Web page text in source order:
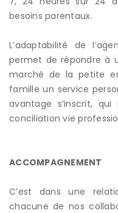
besoins parentaux.
L’adaptabilité de
permet de répondre à
marché de la petite
famille un service
avantage s’inscrit,
conciliation vie
ACCOMPAGNEMENT
C’est dans une
chacune de nos